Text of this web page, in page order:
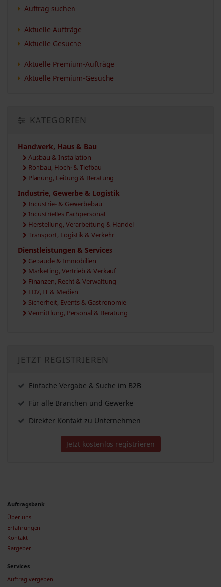
Auftrag suchen
Aktuelle Aufträge
Aktuelle Gesuche
Aktuelle Premium-Aufträge
Aktuelle Premium-Gesuche
KATEGORIEN
Handwerk, Haus & Bau
Ausbau & Installation
Rohbau, Hoch- & Tiefbau
Planung, Leitung & Beratung
Industrie, Gewerbe & Logistik
Industrie- & Gewerbebau
Industrielles Fachpersonal
Herstellung, Verarbeitung & Handel
Transport, Logistik & Verkehr
Dienstleistungen & Services
Gebäude & Immobilien
Marketing, Vertrieb & Verkauf
Finanzen, Recht & Verwaltung
EDV, IT & Medien
Sicherheit, Events & Gastronomie
Vermittlung, Personal & Beratung
JETZT REGISTRIEREN
Einfache Vergabe & Suche im B2B
Für alle Branchen und Gewerke
Direkter Kontakt zu Unternehmen
Jetzt kostenlos registrieren
Auftragsbank
Über uns
Erfahrungen
Kontakt
Ratgeber
Services
Auftrag vergeben